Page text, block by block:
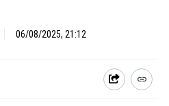
06/08/2025, 21:12